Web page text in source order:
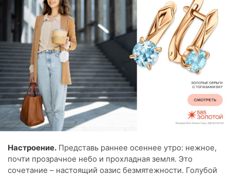
Настроение. Представь раннее осеннее утро: нежное,
почти прозрачное небо и прохладная земля. Это
сочетание – настоящий оазис безмятежности. Голубой